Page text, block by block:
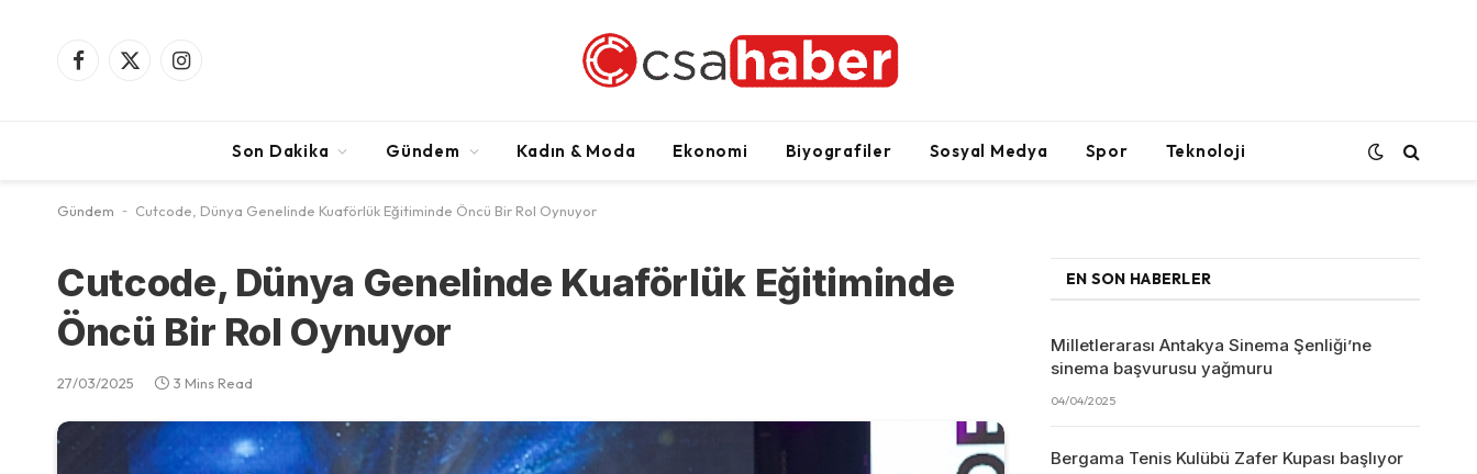
Facebook
X
Instagram
Son Dakika Gündem Kadın & Moda Ekonomi Biyografiler Sosyal Medya Spor Teknoloji
Gündem - Cutcode, Dünya Genelinde Kuaförlük Eğitiminde Öncü Bir Rol Oynuyor
Cutcode, Dünya Genelinde Kuaförlük Eğitiminde
Öncü Bir Rol Oynuyor
27/03/2025 3 Mins Read
EN SON HABERLER
Milletlerarası Antakya Sinema Şenliği’ne
sinema başvurusu yağmuru
04/04/2025
Bergama Tenis Kulübü Zafer Kupası başlıyor